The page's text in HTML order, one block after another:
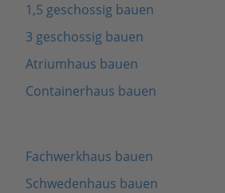
1,5 geschossig bauen
3 geschossig bauen
Atriumhaus bauen
Containerhaus bauen
Fachwerkhaus bauen
Schwedenhaus bauen